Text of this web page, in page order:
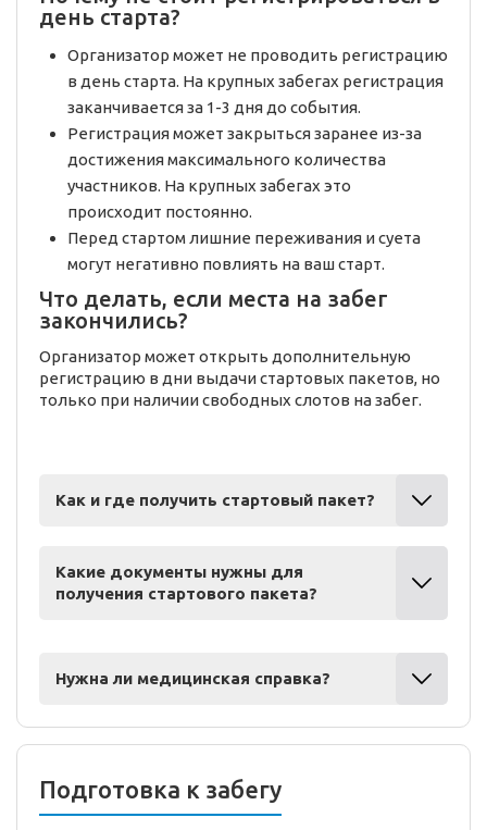
день старта?
Организатор может не проводить регистрацию
в день старта. На крупных забегах регистрация
заканчивается за 1-3 дня до события.
Регистрация может закрыться заранее из-за
достижения максимального количества
участников. На крупных забегах это
происходит постоянно.
Перед стартом лишние переживания и суета
могут негативно повлиять на ваш старт.
Что делать, если места на забег
закончились?
Организатор может открыть дополнительную
регистрацию в дни выдачи стартовых пакетов, но
только при наличии свободных слотов на забег.
Как и где получить стартовый пакет?
Какие документы нужны для
получения стартового пакета?
Нужна ли медицинская справка?
Подготовка к забегу